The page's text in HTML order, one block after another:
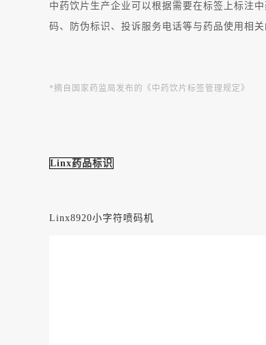
中药饮片生产企业可以根据需要在标签上标注
码、防伪标识、投诉服务电话等与药品使用相关
*摘自国家药监局发布的《中药饮片标签管理规定》
Linx药品标识
Linx8920小字符喷码机